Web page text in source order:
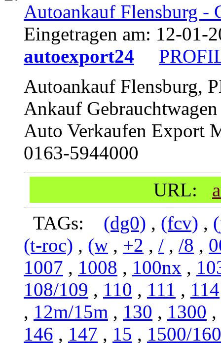
Autoankauf Flensburg -
Eingetragen am: 12-01-
autoexport24
Autoankauf Flensburg,
Ankauf
Auto Verkaufen Export
0163-5944000
URL:
TAGs: (dg0) , (fcv) ,
(t-roc) , (w , +2 , / , /8 ,
1007 , 1008 , 100nx ,
108/109 , 110 , 111 , 114
, 12m/15m , 130 , 1300 ,
146 , 147 , 15 , 1500/